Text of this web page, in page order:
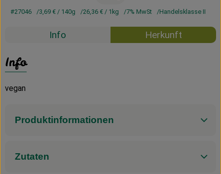
#27046 3,69 € / 140g 26,36 € / 1kg 7% MwSt Handelsklasse II
Info Herkunft
Info
vegan
Produktinformationen
Zutaten